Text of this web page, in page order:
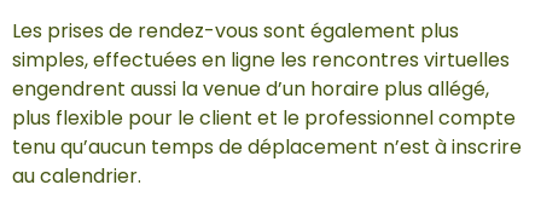
Les prises de rendez-vous sont également plus
simples, effectuées en ligne les rencontres virtuelles
engendrent aussi la venue d’un horaire plus allégé,
plus flexible pour le client et le professionnel compte
tenu qu’aucun temps de déplacement n’est à inscrire
au calendrier.